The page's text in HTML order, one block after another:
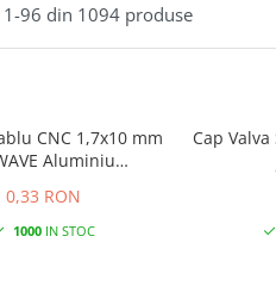
1-96 din 1094 produse
CNC 1,7x10 mm
Aluminiu
0,33 RON
1000 IN STOC
Cap